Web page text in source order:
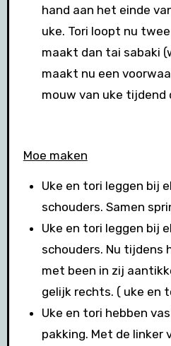
hand aan het einde
uke. Tori loopt nu
maakt dan tai sabaki
maakt nu een
mouw van uke tijdend
Moe maken
Uke en tori leggen bij
schouders. Samen
Uke en tori leggen bij
schouders. Nu tijdens
met been in zij
gelijk rechts. ( uke en
Uke en tori hebben
pakking. Met de linker